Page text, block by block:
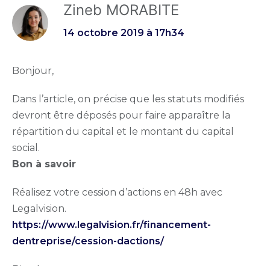
Zineb MORABITE
14 octobre 2019 à 17h34
Bonjour,
Dans l’article, on précise que les statuts modifiés
devront être déposés pour faire apparaître la
répartition du capital et le montant du capital
social.
Bon à savoir
Réalisez votre cession d’actions en 48h avec
Legalvision.
https://www.legalvision.fr/financement-
dentreprise/cession-dactions/